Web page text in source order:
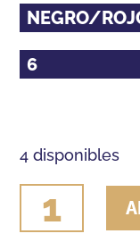
4 disponibles
GUANTE
ROECKL